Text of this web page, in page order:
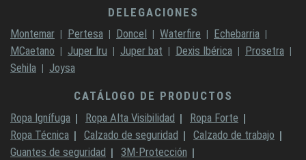
DELEGACIONES
Montemar
Pertesa Doncel Waterfire
Echebarria
MCaetano
Juper Iru Juper bat Dexis Ibérica
Prosetra
Sehila
Joysa
CATÁLOGO DE PRODUCTOS
Ropa Ignífuga
Ropa Alta Visibilidad
Ropa Forte
Ropa Técnica
Calzado de seguridad
Calzado de trabajo
Guantes de seguridad
3M-Protección